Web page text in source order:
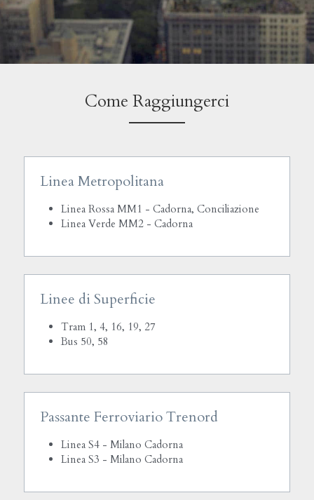
Come Raggiungerci
Linea Metropolitana
Linea Rossa MM1 - Cadorna, Conciliazione
Linea Verde MM2 - Cadorna
Linee di Superficie
Tram 1, 4, 16, 19, 27
Bus 50, 58
Passante Ferroviario Trenord
Linea S4 - Milano Cadorna
Linea S3 - Milano Cadorna